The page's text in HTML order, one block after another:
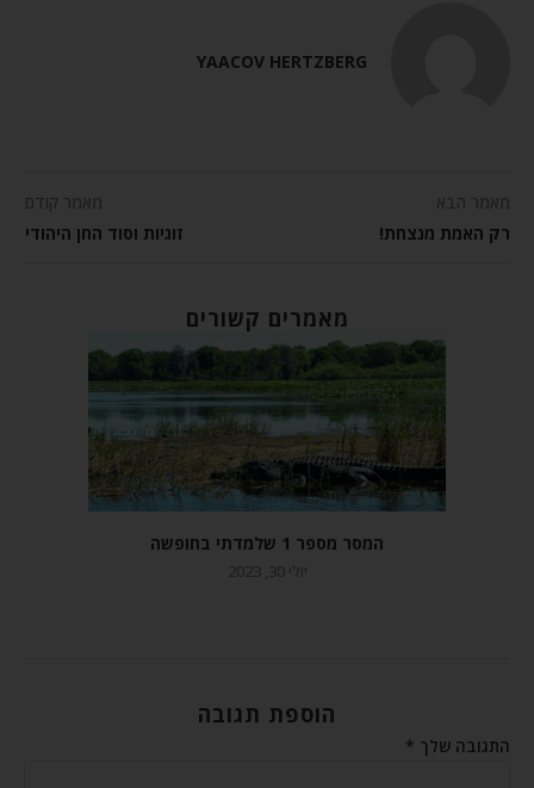
YAACOV HERTZBERG
מאמר הבא
רק האמת מנצחת!
מאמר קודם
זוגיות וסוד החן היהודי
מאמרים קשורים
המסר מספר 1 שלמדתי בחופשה
יולי 30, 2023
הוספת תגובה
התגובה שלך *